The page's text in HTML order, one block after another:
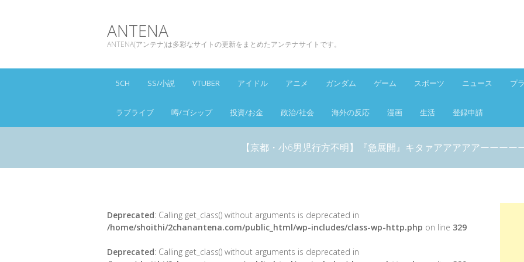
ANTENA
ANTENA(アンテナ)は多彩なサイトの更新をまとめたアンテナサイトです。
5CH SS/小説 VTUBER アイドル アニメ ガンダム ゲーム スポーツ ニュース プ
ラブライブ 噂/ゴシップ 投資/お金 政治/社会 海外の反応 漫画 生活 登録申請
【京都・小6男児行方不明】『急展開』キタァアアアアアーーーー
Deprecated: Calling get_class() without arguments is deprecated in
/home/shoithi/2chanantena.com/public_html/wp-includes/class-wp-http.php on line 329
Deprecated: Calling get_class() without arguments is deprecated in